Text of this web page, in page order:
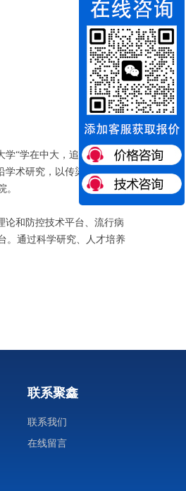
“学在中大，追求卓越”的
学术研究，以传染病特别是
。
论和防控技术平台、流行病
。通过科学研究、人才培养
联系聚鑫
联系我们
在线留言